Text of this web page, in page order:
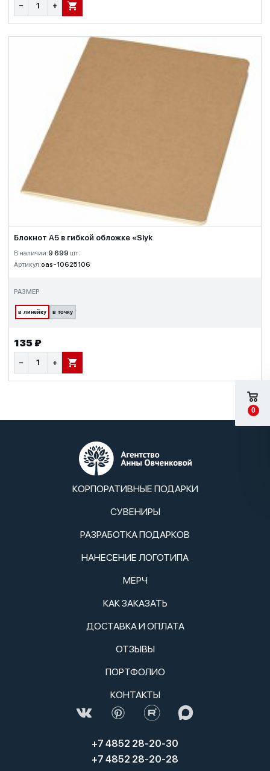
− + В КОРЗИНУ
Блокнот А5 в гибкой обложке «Slyk
В наличии:9 699 шт.
Артикул:oas-10625106
РАЗМЕР
в линейку в точку
135 ₽
− + В КОРЗИНУ
КОРПОРАТИВНЫЕ ПОДАРКИ
СУВЕНИРЫ
РАЗРАБОТКА ПОДАРКОВ
НАНЕСЕНИЕ ЛОГОТИПА
МЕРЧ
КАК ЗАКАЗАТЬ
ДОСТАВКА И ОПЛАТА
ОТЗЫВЫ
ПОРТФОЛИО
КОНТАКТЫ
+7 4852 28-20-30
+7 4852 28-20-28
0